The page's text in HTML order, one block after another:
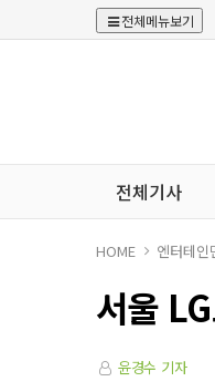
전체메뉴보기
전체기사
HOME 엔터테인
서울
윤경수 기자